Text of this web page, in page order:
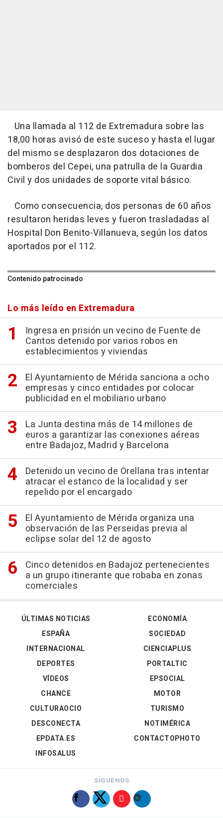
Una llamada al 112 de Extremadura sobre las
18,00 horas avisó de este suceso y hasta el lugar
del mismo se desplazaron dos dotaciones de
bomberos del Cepei, una patrulla de la Guardia
Civil y dos unidades de soporte vital básico.
Como consecuencia, dos personas de 60 años
resultaron heridas leves y fueron trasladadas al
Hospital Don Benito-Villanueva, según los datos
aportados por el 112.
Contenido patrocinado
Lo más leído en Extremadura
Ingresa en prisión un vecino de Fuente de
Cantos detenido por varios robos en
establecimientos y viviendas
El Ayuntamiento de Mérida sanciona a ocho
empresas y cinco entidades por colocar
publicidad en el mobiliario urbano
La Junta destina más de 14 millones de
euros a garantizar las conexiones aéreas
entre Badajoz, Madrid y Barcelona
Detenido un vecino de Orellana tras intentar
atracar el estanco de la localidad y ser
repelido por el encargado
El Ayuntamiento de Mérida organiza una
observación de las Perseidas previa al
eclipse solar del 12 de agosto
Cinco detenidos en Badajoz pertenecientes
a un grupo itinerante que robaba en zonas
comerciales
ÚLTIMAS NOTICIAS
ESPAÑA
INTERNACIONAL
DEPORTES
VÍDEOS
ECONOMÍA
SOCIEDAD
CIENCIAPLUS
PORTALTIC
EPSOCIAL
CHANCE
CULTURAOCIO
DESCONECTA
EPDATA.ES
INFOSALUS
MOTOR
TURISMO
NOTIMÉRICA
CONTACTOPHOTO
SÍGUENOS